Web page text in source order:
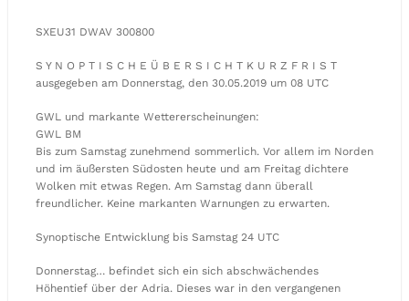
SXEU31 DWAV 300800
S Y N O P T I S C H E Ü B E R S I C H T K U R Z F R I S T
ausgegeben am Donnerstag, den 30.05.2019 um 08 UTC
GWL und markante Wettererscheinungen:
GWL BM
Bis zum Samstag zunehmend sommerlich. Vor allem im Norden
und im äußersten Südosten heute und am Freitag dichtere
Wolken mit etwas Regen. Am Samstag dann überall
freundlicher. Keine markanten Warnungen zu erwarten.
Synoptische Entwicklung bis Samstag 24 UTC
Donnerstag… befindet sich ein sich abschwächendes
Höhentief über der Adria. Dieses war in den vergangenen